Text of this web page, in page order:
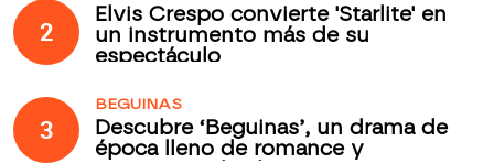
2
Elvis Crespo convierte 'Starlite' en
un instrumento más de su
espectáculo
3
BEGUINAS
Descubre ‘Beguinas’, un drama de
época lleno de romance y